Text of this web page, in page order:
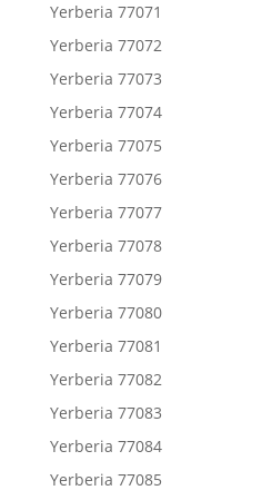
Yerberia 77071
Yerberia 77072
Yerberia 77073
Yerberia 77074
Yerberia 77075
Yerberia 77076
Yerberia 77077
Yerberia 77078
Yerberia 77079
Yerberia 77080
Yerberia 77081
Yerberia 77082
Yerberia 77083
Yerberia 77084
Yerberia 77085